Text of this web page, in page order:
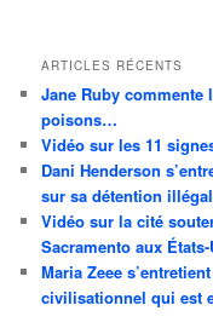
ARTICLES RÉCENTS
Jane Ruby commente
poisons…
Vidéo sur les 11
Dani Henderson
sur sa détention
Vidéo sur la cité
Sacramento aux
Maria Zeee
civilisationnel qui est